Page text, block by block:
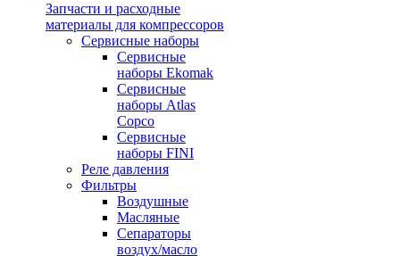
Запчасти и расходные
материалы для компрессоров
Cервисные наборы
Сервисные
наборы Ekomak
Cервисные
наборы Atlas
Copco
Сервисные
наборы FINI
Реле давления
Фильтры
Воздушные
Масляные
Сепараторы
воздух/масло